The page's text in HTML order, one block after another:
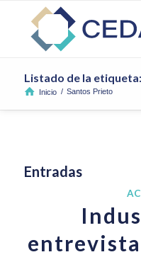
Listado de la
Inicio / Santos Prieto
Entradas